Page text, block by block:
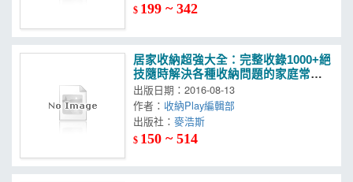
$ 199 ~ 342
居家收納超強大全：完整收錄1000+絕
技隨時解決各種收納問題的家庭常備
書（2016暢銷增訂版）
出版日期：2016-08-13
作者： 收納Play編輯部
出版社：
$ 150 ~ 514